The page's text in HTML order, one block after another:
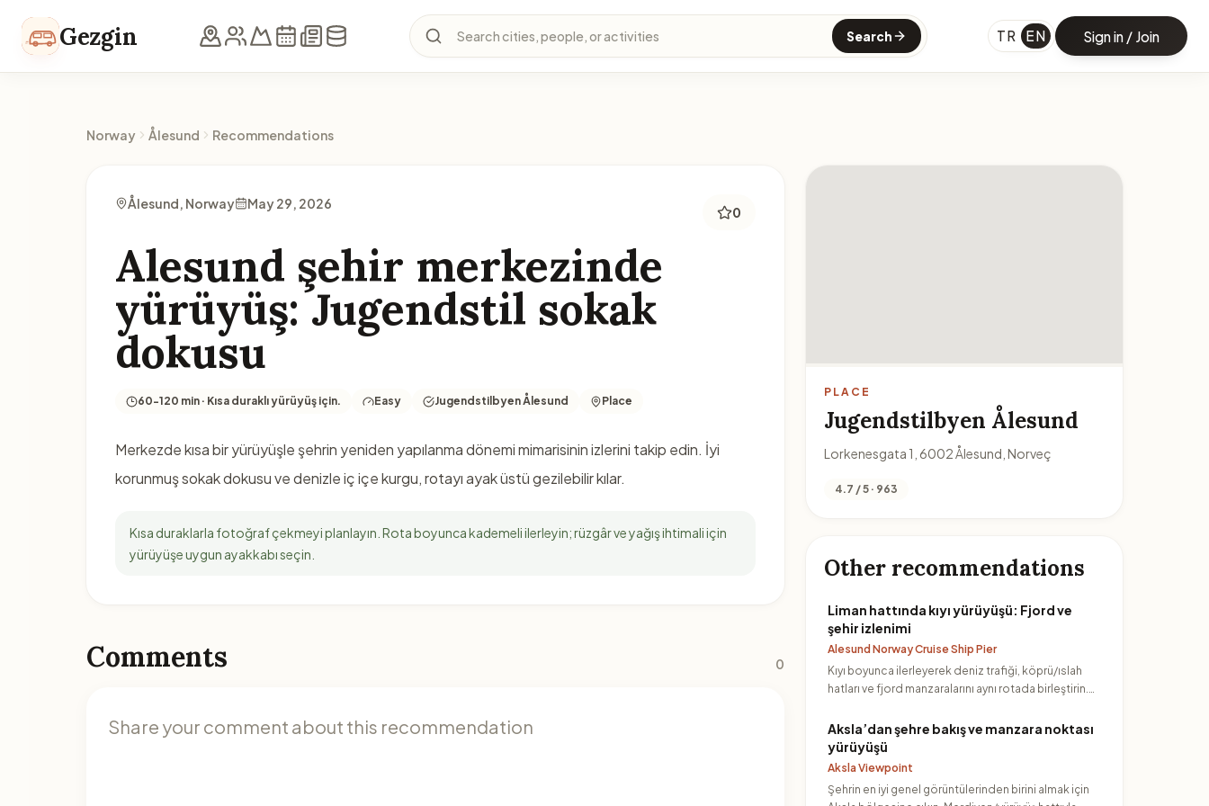
Gezgin Search cities, people, or activities Search TR EN Sign in / Join
Norway Ålesund Recommendations
Ålesund, Norway May 29, 2026
0
Alesund şehir merkezinde
yürüyüş: Jugendstil sokak
dokusu
60-120 min · Kısa duraklı yürüyüş için. Easy Jugendstilbyen Ålesund Place
Merkezde kısa bir yürüyüşle şehrin yeniden yapılanma dönemi mimarisinin izlerini takip edin. İyi
korunmuş sokak dokusu ve denizle iç içe kurgu, rotayı ayak üstü gezilebilir kılar.
Kısa duraklarla fotoğraf çekmeyi planlayın. Rota boyunca kademeli ilerleyin; rüzgâr ve yağış ihtimali için
yürüyüşe uygun ayakkabı seçin.
Comments 0
PLACE
Jugendstilbyen Ålesund
Lorkenesgata 1, 6002 Ålesund, Norveç
4.7 / 5 · 963
Other recommendations
Liman hattında kıyı yürüyüşü: Fjord ve
şehir izlenimi
Alesund Norway Cruise Ship Pier
Kıyı boyunca ilerleyerek deniz trafiği, köprü/ıslah
hatları ve fjord manzaralarını aynı rotada birleştirin.
Aksla’dan şehre bakış ve manzara noktası
yürüyüşü
Aksla Viewpoint
Şehrin en iyi genel görüntülerinden birini almak için